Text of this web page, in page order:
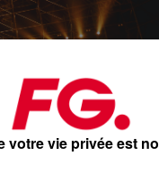
votre vie privée est